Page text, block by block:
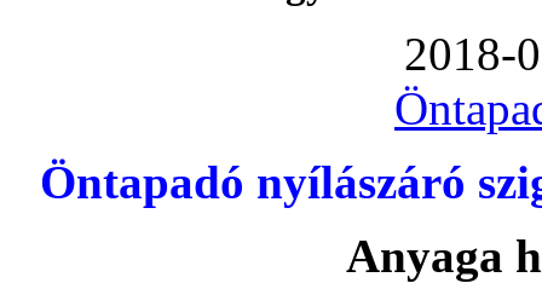
2018-
Öntapadó nyílászáró
Anyaga